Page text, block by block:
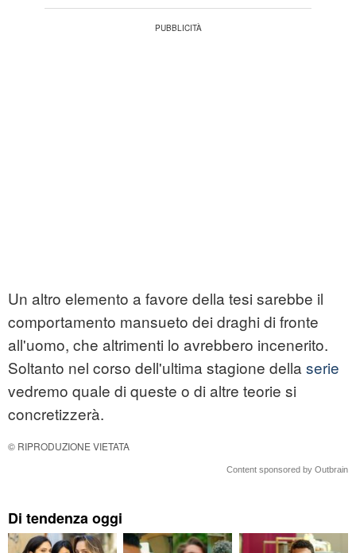
Un altro elemento a favore della tesi sarebbe il
comportamento mansueto dei draghi di fronte
all'uomo, che altrimenti lo avrebbero incenerito.
Soltanto nel corso dell'ultima stagione della serie
vedremo quale di queste o di altre teorie si
concretizzerà.
© RIPRODUZIONE VIETATA
Content sponsored by Outbrain
Di tendenza oggi